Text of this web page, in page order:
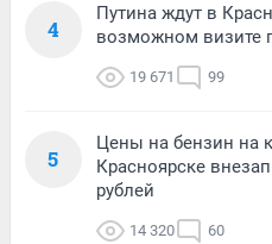
4
Путина ждут в
возможном визите
19 671 99
5
Цены на бензин на
Красноярске
рублей
14 320 60